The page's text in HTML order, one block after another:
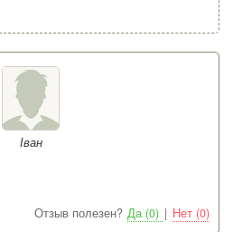
Іван
Отзыв полезен? Да (0) | Нет (0)